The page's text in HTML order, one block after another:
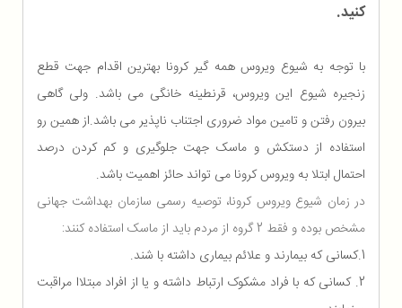
کنید.
با توجه به شیوع ویروس همه گیر کرونا بهترین اقدام جهت قطع
زنجیره شیوع این ویروس، قرنطینه خانگی می باشد. ولی گاهی
بیرون رفتن و تامین مواد ضروری اجتناب ناپذیر می باشد.از همین رو
استفاده از دستکش و ماسک جهت جلوگیری و کم کردن درصد
احتمال ابتلا به ویروس کرونا می تواند حائز اهمیت باشد.
در زمان شیوع ویروس کرونا، توصیه رسمی سازمان بهداشت جهانی
مشخص بوده و فقط 2 گروه از مردم باید از ماسک استفاده کنند:
1.کسانی که بیمارند و علائم بیماری داشته با شند.
2. کسانی که با فراد مشکوک ارتباط داشته و یا از افراد مبتلاا مراقبت